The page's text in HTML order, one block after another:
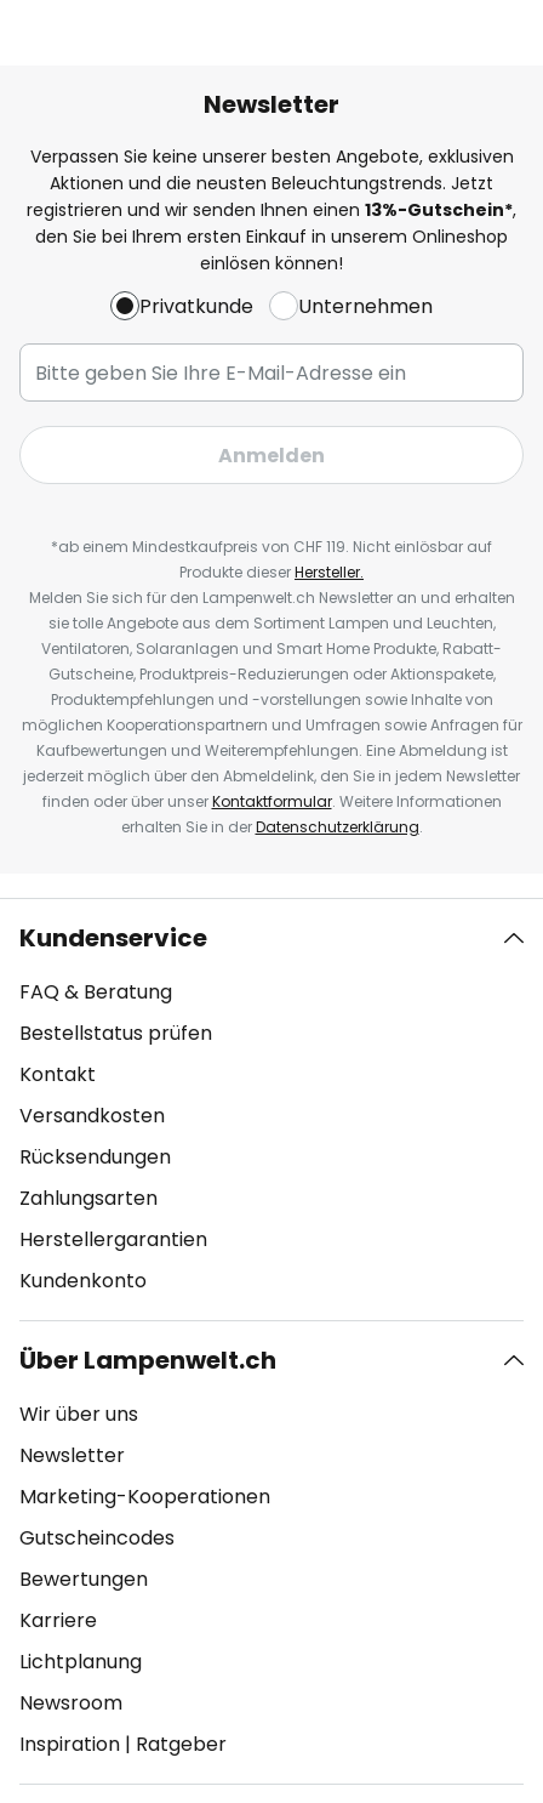
Newsletter
Verpassen Sie keine unserer besten Angebote, exklusiven
Aktionen und die neusten Beleuchtungstrends. Jetzt
registrieren und wir senden Ihnen einen 13%-Gutschein*,
den Sie bei Ihrem ersten Einkauf in unserem Onlineshop
einlösen können!
Privatkunde Unternehmen
Anmelden
*ab einem Mindestkaufpreis von CHF 119. Nicht einlösbar auf
Produkte dieserHersteller.
Melden Sie sich für den Lampenwelt.ch Newsletter an und erhalten
sie tolle Angebote aus dem Sortiment Lampen und Leuchten,
Ventilatoren, Solaranlagen und Smart Home Produkte, Rabatt-
Gutscheine, Produktpreis-Reduzierungen oder Aktionspakete,
Produktempfehlungen und -vorstellungen sowie Inhalte von
möglichen Kooperationspartnern und Umfragen sowie Anfragen für
Kaufbewertungen und Weiterempfehlungen. Eine Abmeldung ist
jederzeit möglich über den Abmeldelink, den Sie in jedem Newsletter
finden oder über unserKontaktformular. Weitere Informationen
erhalten Sie in derDatenschutzerklärung.
Kundenservice
FAQ & Beratung
Bestellstatus prüfen
Kontakt
Versandkosten
Rücksendungen
Zahlungsarten
Herstellergarantien
Kundenkonto
Über Lampenwelt.ch
Wir über uns
Newsletter
Marketing-Kooperationen
Gutscheincodes
Bewertungen
Karriere
Lichtplanung
Newsroom
Inspiration | Ratgeber